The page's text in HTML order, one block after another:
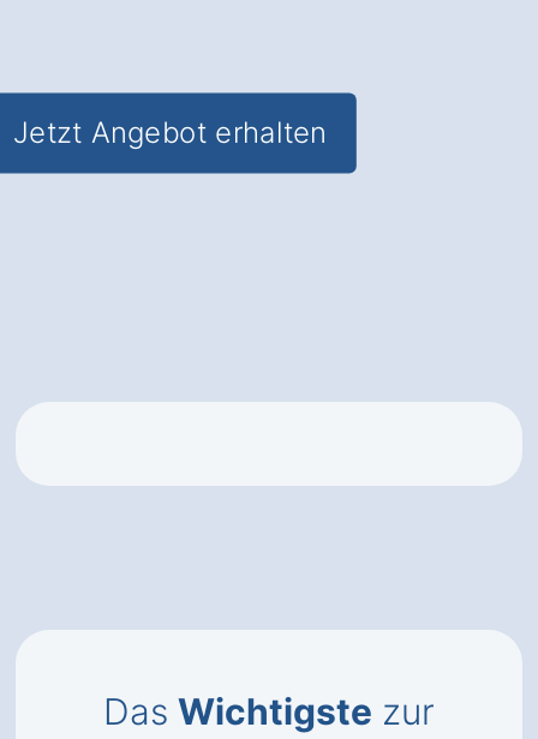
Jetzt Angebot erhalten
Das Wichtigste zur